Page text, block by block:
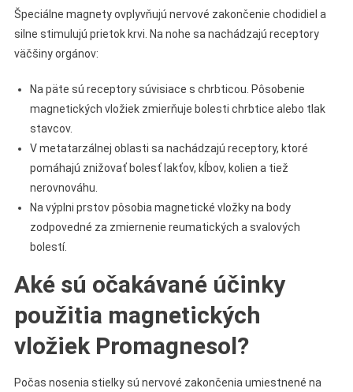
Špeciálne magnety ovplyvňujú nervové zakončenie chodidiel a
silne stimulujú prietok krvi. Na nohe sa nachádzajú receptory
väčšiny orgánov:
Na päte sú receptory súvisiace s chrbticou. Pôsobenie
magnetických vložiek zmierňuje bolesti chrbtice alebo tlak
stavcov.
V metatarzálnej oblasti sa nachádzajú receptory, ktoré
pomáhajú znižovať bolesť lakťov, kĺbov, kolien a tiež
nerovnováhu.
Na výplni prstov pôsobia magnetické vložky na body
zodpovedné za zmiernenie reumatických a svalových
bolestí.
Aké sú očakávané účinky
použitia magnetických
vložiek Promagnesol?
Počas nosenia stielky sú nervové zakončenia umiestnené na